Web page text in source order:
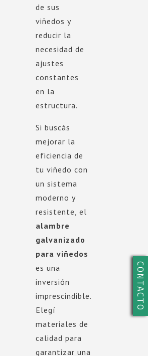
de sus
viñedos y
reducir la
necesidad de
ajustes
constantes
en la
estructura.
Si buscás
mejorar la
eficiencia de
tu viñedo con
un sistema
moderno y
resistente, el
alambre
galvanizado
para viñedos
es una
inversión
imprescindible.
Elegí
materiales de
calidad para
garantizar una
CONTACTO